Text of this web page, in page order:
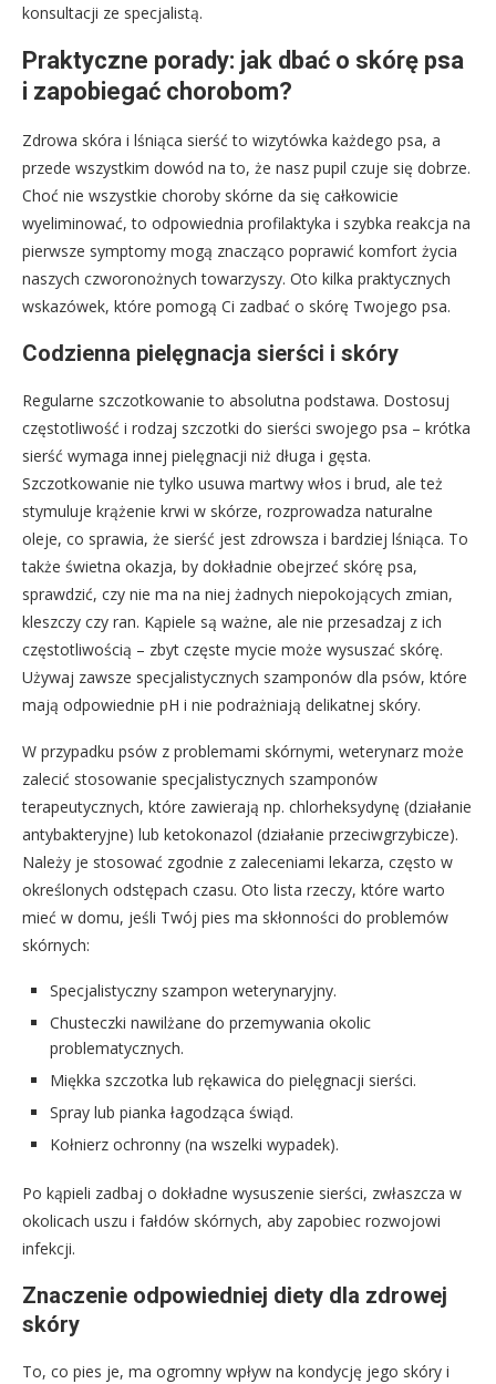
konsultacji ze specjalistą.
Praktyczne porady: jak dbać o skórę psa
i zapobiegać chorobom?
Zdrowa skóra i lśniąca sierść to wizytówka każdego psa, a
przede wszystkim dowód na to, że nasz pupil czuje się dobrze.
Choć nie wszystkie choroby skórne da się całkowicie
wyeliminować, to odpowiednia profilaktyka i szybka reakcja na
pierwsze symptomy mogą znacząco poprawić komfort życia
naszych czworonożnych towarzyszy. Oto kilka praktycznych
wskazówek, które pomogą Ci zadbać o skórę Twojego psa.
Codzienna pielęgnacja sierści i skóry
Regularne szczotkowanie to absolutna podstawa. Dostosuj
częstotliwość i rodzaj szczotki do sierści swojego psa – krótka
sierść wymaga innej pielęgnacji niż długa i gęsta.
Szczotkowanie nie tylko usuwa martwy włos i brud, ale też
stymuluje krążenie krwi w skórze, rozprowadza naturalne
oleje, co sprawia, że sierść jest zdrowsza i bardziej lśniąca. To
także świetna okazja, by dokładnie obejrzeć skórę psa,
sprawdzić, czy nie ma na niej żadnych niepokojących zmian,
kleszczy czy ran. Kąpiele są ważne, ale nie przesadzaj z ich
częstotliwością – zbyt częste mycie może wysuszać skórę.
Używaj zawsze specjalistycznych szamponów dla psów, które
mają odpowiednie pH i nie podrażniają delikatnej skóry.
W przypadku psów z problemami skórnymi, weterynarz może
zalecić stosowanie specjalistycznych szamponów
terapeutycznych, które zawierają np. chlorheksydynę (działanie
antybakteryjne) lub ketokonazol (działanie przeciwgrzybicze).
Należy je stosować zgodnie z zaleceniami lekarza, często w
określonych odstępach czasu. Oto lista rzeczy, które warto
mieć w domu, jeśli Twój pies ma skłonności do problemów
skórnych:
Specjalistyczny szampon weterynaryjny.
Chusteczki nawilżane do przemywania okolic
problematycznych.
Miękka szczotka lub rękawica do pielęgnacji sierści.
Spray lub pianka łagodząca świąd.
Kołnierz ochronny (na wszelki wypadek).
Po kąpieli zadbaj o dokładne wysuszenie sierści, zwłaszcza w
okolicach uszu i fałdów skórnych, aby zapobiec rozwojowi
infekcji.
Znaczenie odpowiedniej diety dla zdrowej
skóry
To, co pies je, ma ogromny wpływ na kondycję jego skóry i